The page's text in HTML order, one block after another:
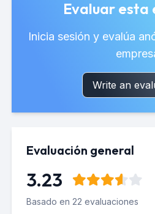
Evaluar esta
Inicia sesión y evalúa
Write an
Evaluación general
3.23
Basado en 22 evaluaciones